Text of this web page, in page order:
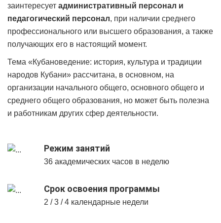
заинтересует административный персонал и
педагогический персонал, при наличии среднего
профессионального или высшего образования, а также
получающих его в настоящий момент.
Тема «Кубановедение: история, культура и традиции
народов Кубани» рассчитана, в основном, на
организации начального общего, основного общего и
среднего общего образования, но может быть полезна
и работникам других сфер деятельности.
Режим занятий
36 академических часов в неделю
Срок освоения программы
2 / 3 / 4 календарные недели